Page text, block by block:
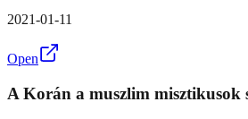
2021-01-11
Open
A Korán a muszlim misztikusok